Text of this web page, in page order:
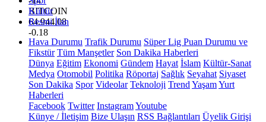
BITCOIN
64.944,08
-0.18
Kültür
Resmi İlan
Hava Durumu Trafik Durumu Süper Lig Puan Durumu ve
Fikstür Tüm Manşetler Son Dakika Haberleri
Dünya Eğitim Ekonomi Gündem Hayat İslam Kültür-Sanat
Medya Otomobil Politika Röportaj Sağlık Seyahat Siyaset
Son Dakika Spor Videolar Teknoloji Trend YaşamYurt
Haberleri
Facebook Twitter InstagramYoutube
Künye / İletişim Bize Ulaşın RSS Bağlantıları Üyelik Girişi